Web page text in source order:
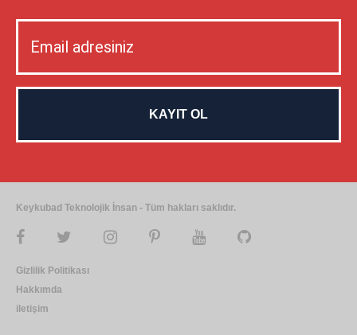
Keykubad Teknolojik İnsan - Tüm hakları saklıdır.
Gizlilik Politikası
Hakkımda
iletişim